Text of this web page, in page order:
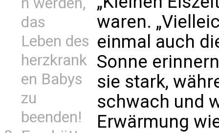
das
Leben des
herzkrank
en Babys
zu
beenden!
waren.
einmal auch
Sonne
sie stark,
schwach und
Erwärmung